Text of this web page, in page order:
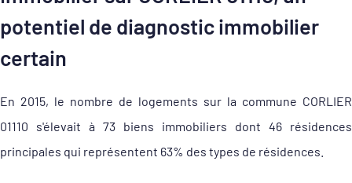
potentiel de diagnostic immobilier
certain
En 2015, le nombre de logements sur la commune CORLIER
01110 s'élevait à 73 biens immobiliers dont 46 résidences
principales qui représentent 63% des types de résidences.